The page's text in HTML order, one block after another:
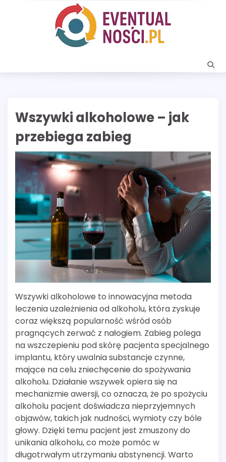
Wszywki alkoholowe – jak
przebiega zabieg
Wszywki alkoholowe to innowacyjna metoda
leczenia uzależnienia od alkoholu, która zyskuje
coraz większą popularność wśród osób
pragnących zerwać z nałogiem. Zabieg polega
na wszczepieniu pod skórę pacjenta specjalnego
implantu, który uwalnia substancje czynne,
mające na celu zniechęcenie do spożywania
alkoholu. Działanie wszywek opiera się na
mechanizmie awersji, co oznacza, że po spożyciu
alkoholu pacjent doświadcza nieprzyjemnych
objawów, takich jak nudności, wymioty czy bóle
głowy. Dzięki temu pacjent jest zmuszony do
unikania alkoholu, co może pomóc w
długotrwałym utrzymaniu abstynencji. Warto